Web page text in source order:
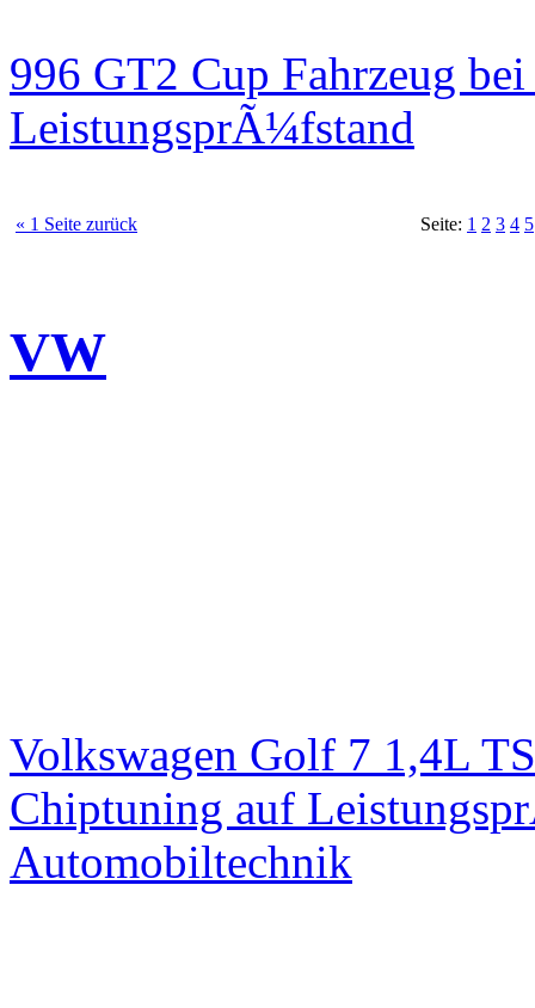
996 GT2 Cup Fahrzeug
LeistungsprÃ¼fstand
« 1 Seite zurück Seite: 1 2 3 4 5
VW
Volkswagen Golf 7 1,4L
Chiptuning auf
Automobiltechnik